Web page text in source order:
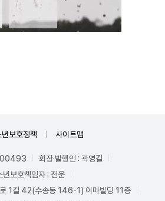
보호정책 사이트맵
00493
회장·발행인 : 곽영길
년보호책임자 : 전운
1길 42(수송동 146-1) 이마빌딩 11층